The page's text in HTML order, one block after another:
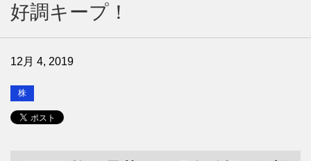
好調キープ！
12月 4, 2019
株